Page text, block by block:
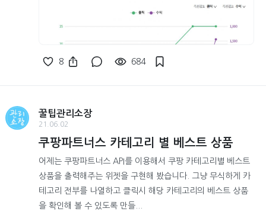
8 684
꿀팁관리소장
21.06.02
쿠팡파트너스 카테고리 별 베스트 상품
어제는 쿠팡파트너스 API를 이용해서 쿠팡 카테고리별 베스트
상품을 출력해주는 위젯을 구현해 봤습니다. 그냥 무식하게 카
테고리 전부를 나열하고 클릭시 해당 카테고리의 베스트 상품
을 확인해 볼 수 있도록 만들...